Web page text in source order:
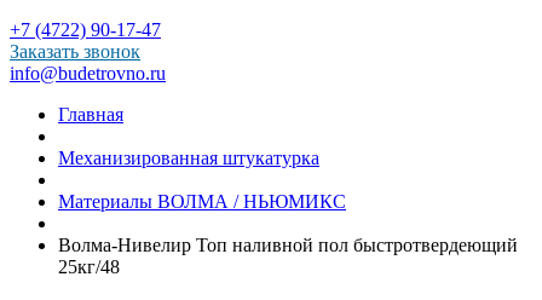
+7 (4722) 90-17-47
Заказать звонок
info@budetrovno.ru
Главная
Механизированная штукатурка
Материалы ВОЛМА / НЬЮМИКС
Волма-Нивелир Топ наливной пол быстротвердеющий
25кг/48